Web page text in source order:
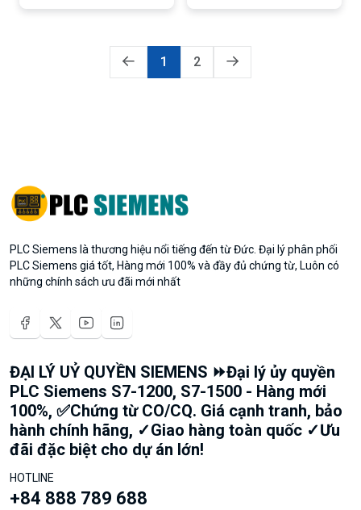
1 2
PLC Siemens là thương hiệu nổi tiếng đến từ Đức. Đại lý phân phối
PLC Siemens giá tốt, Hàng mới 100% và đầy đủ chứng từ, Luôn có
những chính sách ưu đãi mới nhất
ĐẠI LÝ UỶ QUYỀN SIEMENS ⏩Đại lý ủy quyền
PLC Siemens S7-1200, S7-1500 - Hàng mới
100%, ✅Chứng từ CO/CQ. Giá cạnh tranh, bảo
hành chính hãng, ✓Giao hàng toàn quốc ✓Ưu
đãi đặc biệt cho dự án lớn!
HOTLINE
+84 888 789 688